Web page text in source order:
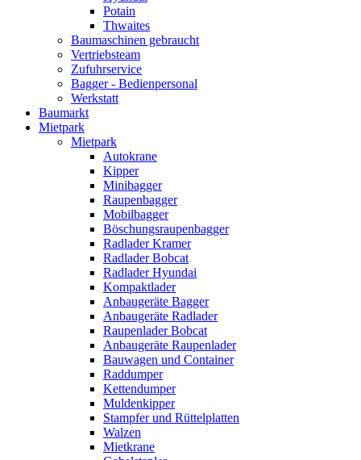
Potain
Thwaites
Baumaschinen gebraucht
Vertriebsteam
Zufuhrservice
Bagger - Bedienpersonal
Werkstatt
Baumarkt
Mietpark
Mietpark
Autokrane
Kipper
Minibagger
Raupenbagger
Mobilbagger
Böschungsraupenbagger
Radlader Kramer
Radlader Bobcat
Radlader Hyundai
Kompaktlader
Anbaugeräte Bagger
Anbaugeräte Radlader
Raupenlader Bobcat
Anbaugeräte Raupenlader
Bauwagen und Container
Raddumper
Kettendumper
Muldenkipper
Stampfer und Rüttelplatten
Walzen
Mietkrane